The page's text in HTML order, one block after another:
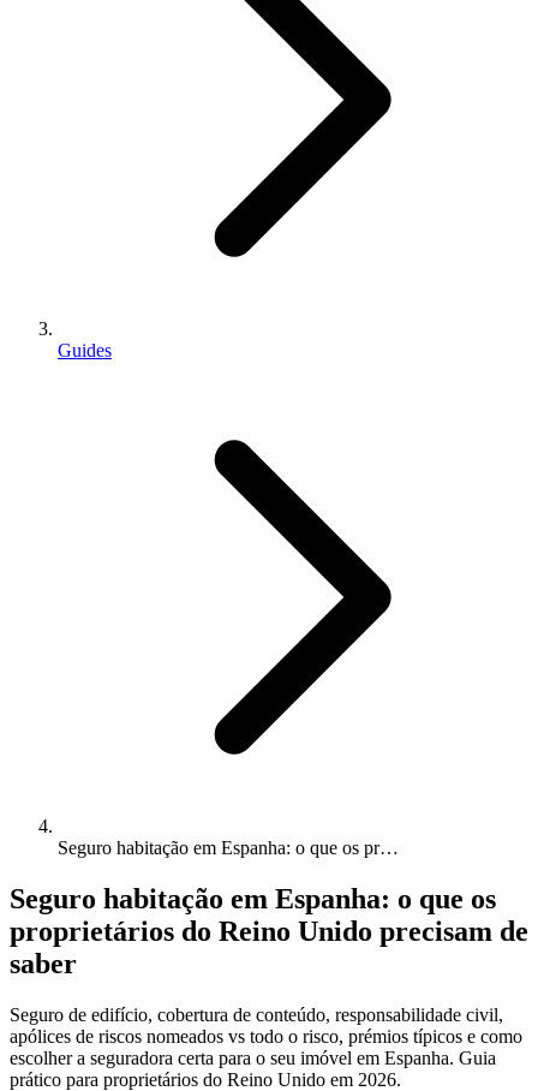
Guides
Seguro habitação em Espanha: o que os pr…
Seguro habitação em Espanha: o que os
proprietários do Reino Unido precisam de
saber
Seguro de edifício, cobertura de conteúdo, responsabilidade civil,
apólices de riscos nomeados vs todo o risco, prémios típicos e como
escolher a seguradora certa para o seu imóvel em Espanha. Guia
prático para proprietários do Reino Unido em 2026.